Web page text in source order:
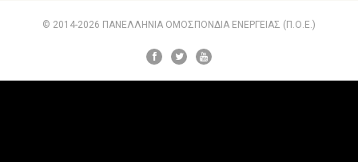
© 2014-2026 ΠΑΝΕΛΛΗΝΙΑ ΟΜΟΣΠΟΝΔΙΑ ΕΝΕΡΓΕΙΑΣ (Π.Ο.Ε.)